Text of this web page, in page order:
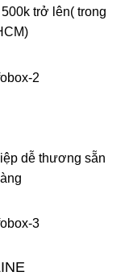
trở lên( trong
dễ thương sẵn